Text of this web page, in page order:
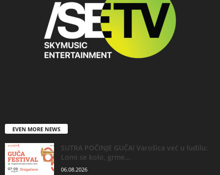
EVEN MORE NEWS
SUTRA POČINJE GUČA! Varošica već u ludilu:
Lomi se kolo, grme...
06.08.2026